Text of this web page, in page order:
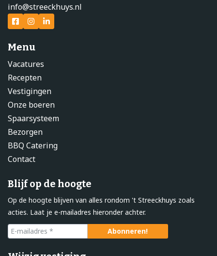
info@streeckhuys.nl
Menu
Vacatures
Recepten
Vestigingen
Onze boeren
Spaarsysteem
Bezorgen
BBQ Catering
Contact
Blijf op de hoogte
Op de hoogte blijven van alles rondom 't Streeckhuys zoals
acties. Laat je e-mailadres hieronder achter.